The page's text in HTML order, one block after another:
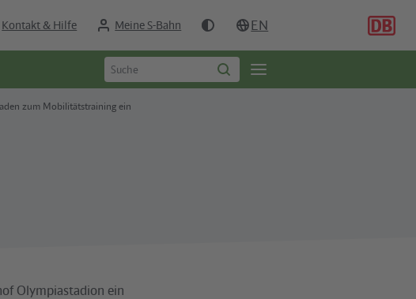
Kontakt & Hilfe Meine S-Bahn EN
Suchbegriff
eingeben
Suche
starten
Öffne
Seitennavigation
zum Mobilitätstraining ein
Olympiastadion ein